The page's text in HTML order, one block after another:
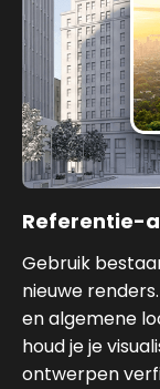
Referentie-
Gebruik
nieuwe
en algemene
houd je je
ontwerpen